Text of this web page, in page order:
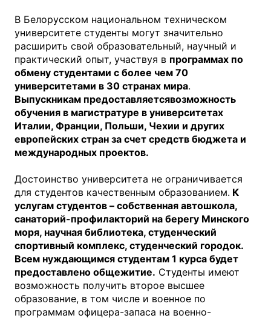
В Белорусском национальном техническом
университете студенты могут значительно
расширить свой образовательный, научный и
практический опыт, участвуя в программах по
обмену студентами с более чем 70
университетами в 30 странах мира.
Выпускникам предоставляетсявозможность
обучения в магистратуре в университетах
Италии, Франции, Польши, Чехии и других
европейских стран за счет средств бюджета и
международных проектов.
Достоинство университета не ограничивается
для студентов качественным образованием. К
услугам студентов – собственная автошкола,
санаторий-профилакторий на берегу Минского
моря, научная библиотека, студенческий
спортивный комплекс, студенческий городок.
Всем нуждающимся студентам 1 курса будет
предоставлено общежитие. Студенты имеют
возможность получить второе высшее
образование, в том числе и военное по
программам офицера-запаса на военно-